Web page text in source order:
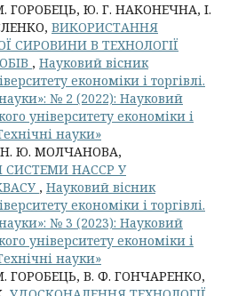
ГОРОБЕЦЬ, Ю. Г. НАКОНЕЧНА, І.
ВИКОРИСТАННЯ
СИРОВИНИ В ТЕХНОЛОГІЇ
, Науковий вісник
економіки і торгівлі.
№ 2 (2022): Науковий
університету економіки і
науки»
Ю. МОЛЧАНОВА,
НАССР У
, Науковий вісник
економіки і торгівлі.
№ 3 (2023): Науковий
університету економіки і
науки»
ГОРОБЕЦЬ, В. Ф. ГОНЧАРЕНКО,